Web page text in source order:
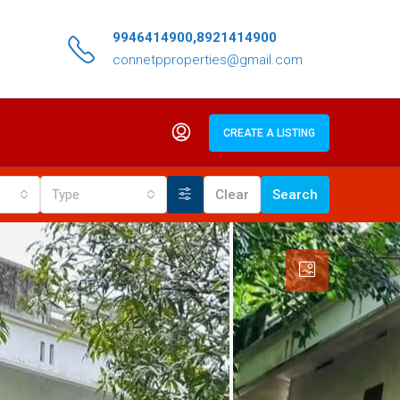
9946414900,8921414900
connetpproperties@gmail.com
CREATE A LISTING
Type Clear Search